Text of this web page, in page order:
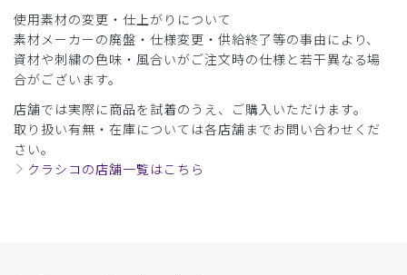
商品：L72レディース:ピンタックパンツ・TRO/フォグ
ブルー/L
役に立った
使用素材の変更・仕上がりについて
素材メーカーの廃盤・仕様変更・供給終了等の事由により、
資材や刺繍の色味・風合いがご注文時の仕様と若干異なる場
合がございます。
店舗では実際に商品を試着のうえ、ご購入いただけます。
取り扱い有無・在庫については各店舗までお問い合わせくだ
さい。
クラシコの店舗一覧はこちら